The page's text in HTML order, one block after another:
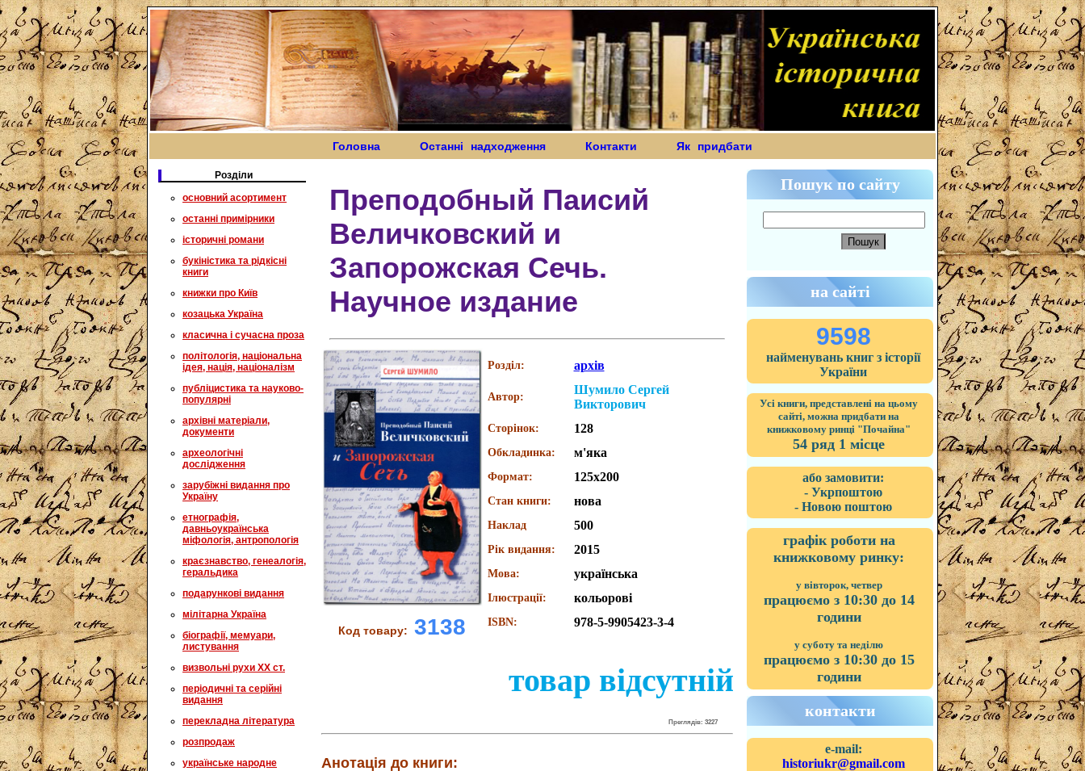
Головна Останні надходження Контакти Як придбати
Розділи
основний асортимент
останні примірники
історичні романи
букіністика та рідкісні
книги
книжки про Київ
козацька Україна
класична і сучасна проза
політологія, національна
ідея, нація, націоналізм
публіцистика та науково-
популярні
архівні матеріали,
документи
археологічні
дослідження
зарубіжні видання про
Україну
етнографія,
давньоукраїнська
міфологія, антропологія
краєзнавство, генеалогія,
геральдика
подарункові видання
мілітарна Україна
біографії, мемуари,
листування
визвольні рухи XX ст.
періодичні та серійні
видання
перекладна література
розпродаж
українське народне
Преподобный Паисий
Величковский и
Запорожская Сечь.
Научное издание
Код товару: 3138
Розділ: архів
Автор:
Шумило Сергей
Викторович
Сторінок: 128
Обкладинка: м'яка
Формат: 125х200
Стан книги: нова
Наклад 500
Рік видання: 2015
Мова: українська
Ілюстрації: кольорові
ISBN: 978-5-9905423-3-4
товар відсутній
Преглядів: 3227
Анотація до книги:
Пошук по сайту
на сайті
9598
найменувань книг з історії
України
Усі книги, представлені на цьому
сайті, можна придбати на
книжковому ринці "Почайна"
54 ряд 1 місце
або замовити:
- Укрпоштою
- Новою поштою
графік роботи на
книжковому ринку:
у вівторок, четвер
працюємо з 10:30 до 14
години
у суботу та неділю
працюємо з 10:30 до 15
години
контакти
e-mail:
historiukr@gmail.com